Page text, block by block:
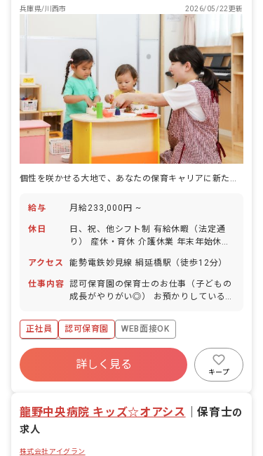
兵庫県/川西市
2026/05/22更新
個性を咲かせる大地で、あなたの保育キャリアに新たな実り。月給23.3万円〜
給与 月給233,000円 ~
休日
日、祝、他シフト制 有給休暇（法定通
り） 産休・育休 介護休業 年末年始休暇
能性有
アクセス 能勢電鉄妙見線 絹延橋駅（徒歩12分）
仕事内容 認可保育園の保育士のお仕事（子どもの
成長がやりがい◎） お預かりしている子
・食事・睡眠・排泄・清潔・衣類の着脱
等 ・集団生活を通じた社会性の装着 ・
行事の計画・実行、お知らせの作成
正社員 認可保育園
WEB面接OK
ボーナス・賞与あり
寮・住宅・家賃補助あり
社会保険完備
昇給昇進あり
詳しく見る
キープ
龍野中央病院 キッズ☆オアシス ｜保育士の
求人
株式会社アイグラン